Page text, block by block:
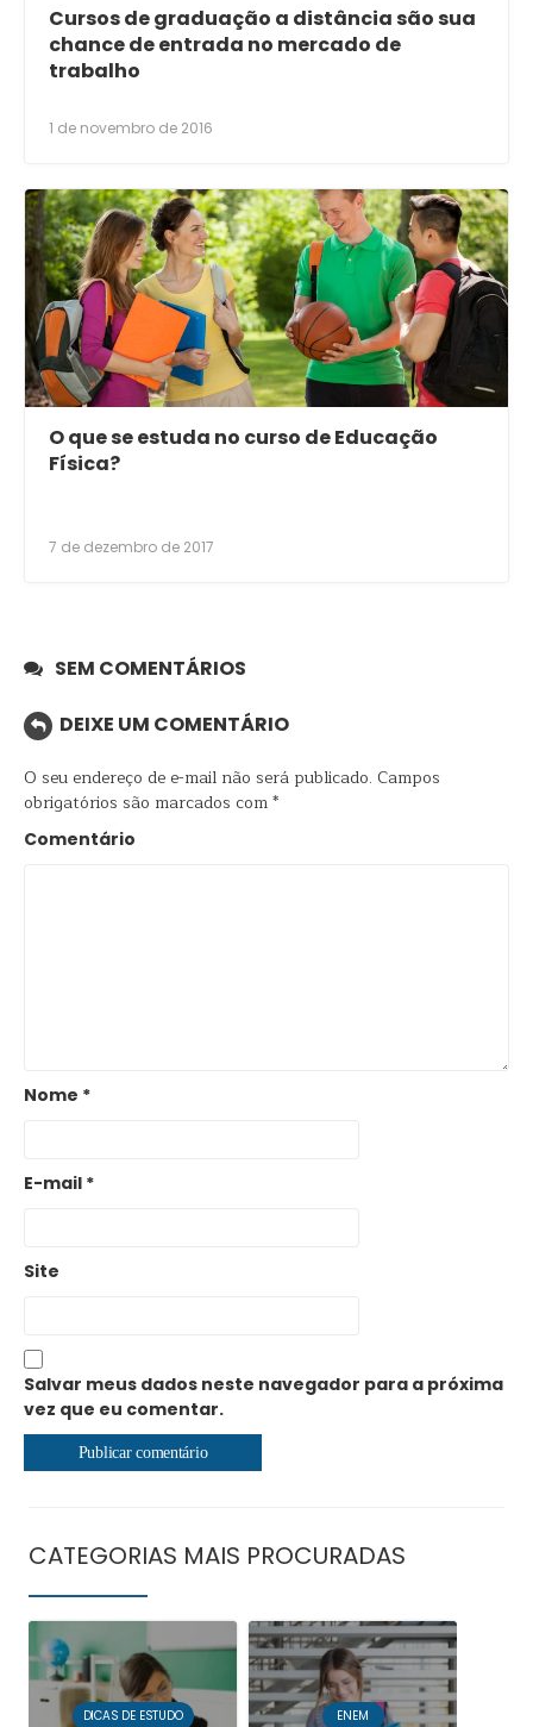
Cursos de graduação a distância são sua
chance de entrada no mercado de
trabalho
1 de novembro de 2016
O que se estuda no curso de Educação
Física?
7 de dezembro de 2017
SEM COMENTÁRIOS
DEIXE UM COMENTÁRIO
O seu endereço de e-mail não será publicado. Campos
obrigatórios são marcados com*
Comentário
Nome *
E-mail *
Site
Salvar meus dados neste navegador para a próxima
vez que eu comentar.
CATEGORIAS MAIS PROCURADAS
DICAS DE ESTUDO ENEM